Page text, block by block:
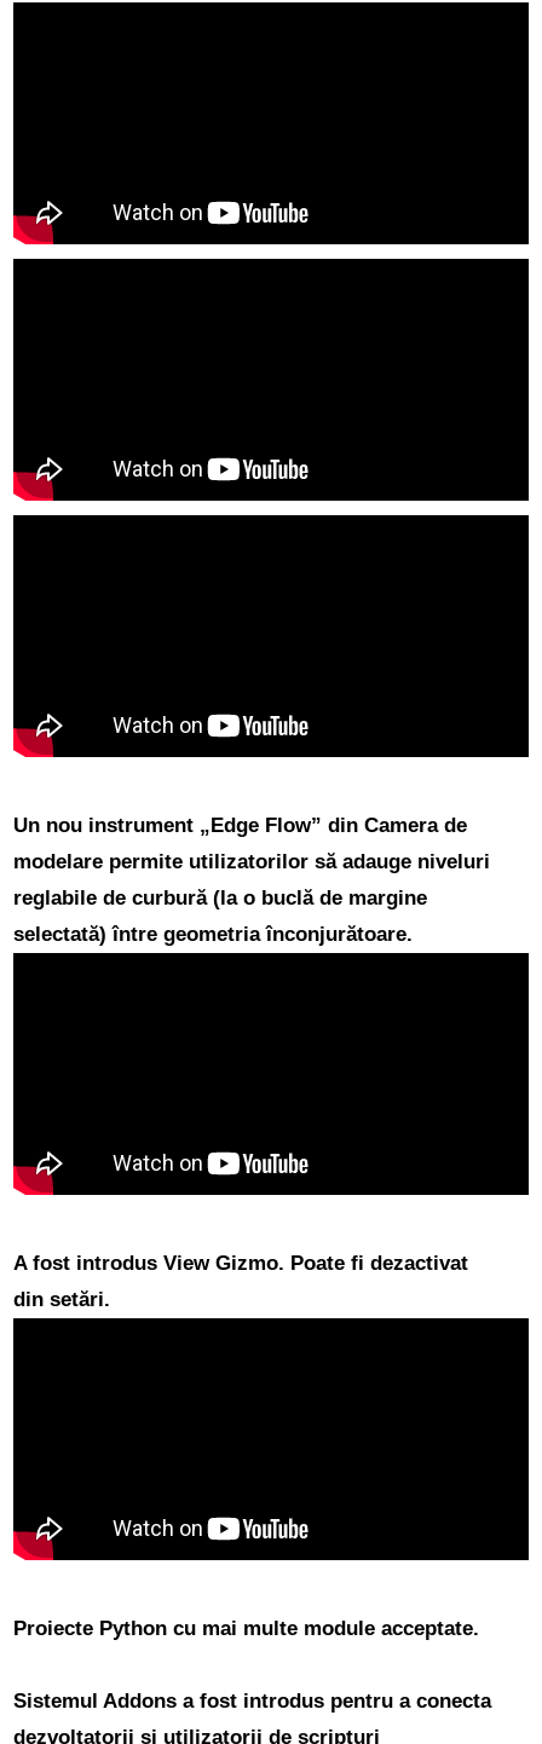
Un nou instrument „Edge Flow” din Camera de
modelare permite utilizatorilor să adauge niveluri
reglabile de curbură (la o buclă de margine
selectată) între geometria înconjurătoare.
A fost introdus View Gizmo. Poate fi dezactivat
din setări.
Proiecte Python cu mai multe module acceptate.
Sistemul Addons a fost introdus pentru a conecta
dezvoltatorii și utilizatorii de scripturi